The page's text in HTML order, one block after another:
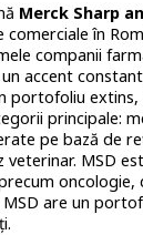
Merck Sharp
în
companii
accent
portofoliu
principale:
pe bază de
veterinar. MSD
oncologie,
are un